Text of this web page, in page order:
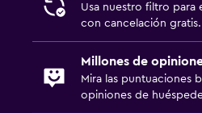
Gimnasio
Usa nuestro filtro para
con cancelación gratis.
Millones de
Mira las puntuaciones
opiniones de